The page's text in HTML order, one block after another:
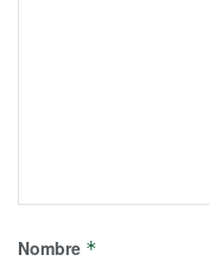
Nombre *